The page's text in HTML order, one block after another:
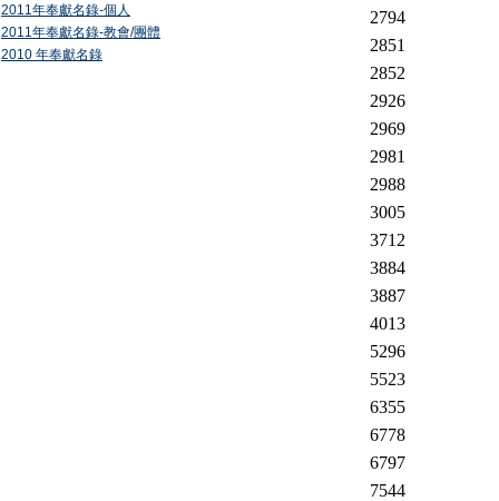
2011年奉獻名錄-個人
2011年奉獻名錄-教會/團體
2010 年奉獻名錄
2794
2851
2852
2926
2969
2981
2988
3005
3712
3884
3887
4013
5296
5523
6355
6778
6797
7544